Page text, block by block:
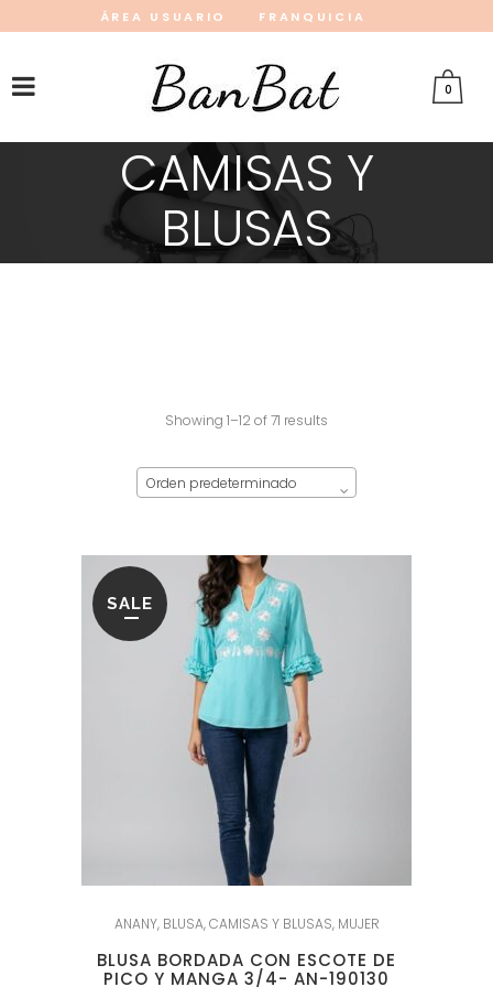
ÁREA USUARIO
FRANQUICIA
0
CAMISAS Y
BLUSAS
Showing 1–12 of 71 results
Orden predeterminado
SALE
ANANY, BLUSA,CAMISAS Y BLUSAS, MUJER
BLUSA BORDADA CON ESCOTE DE
PICO Y MANGA 3/4- AN-190130